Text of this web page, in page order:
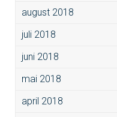
august 2018
juli 2018
juni 2018
mai 2018
april 2018